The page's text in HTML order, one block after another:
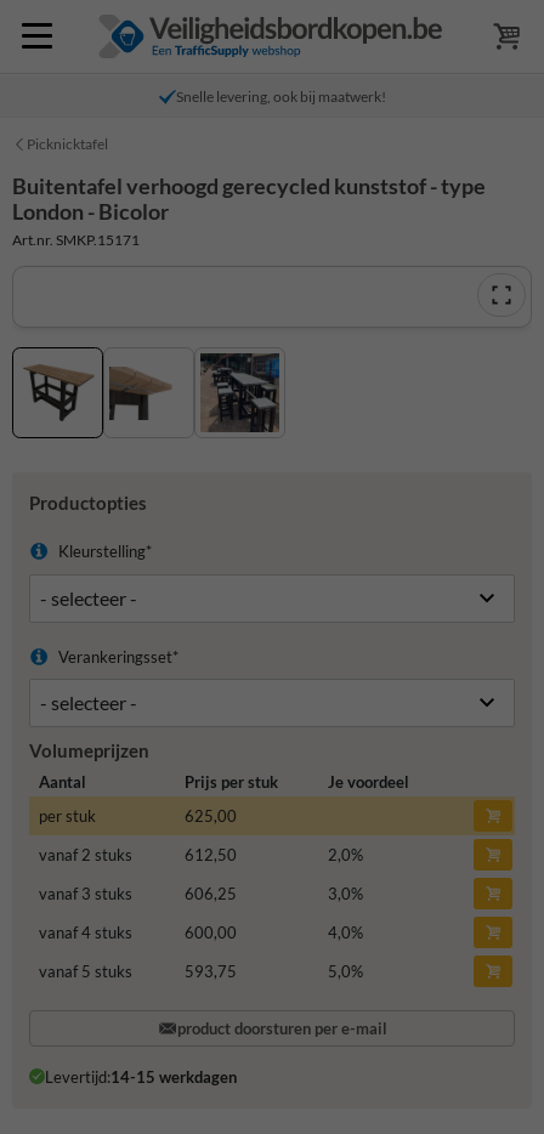
Snelle levering, ook bij maatwerk!
Picknicktafel
Buitentafel verhoogd gerecycled kunststof - type
London - Bicolor
Art.nr. SMKP.15171
Productopties
Kleurstelling*
Verankeringsset*
Volumeprijzen
Aantal Prijs per stuk
Je voordeel
per stuk
625,00
vanaf 2 stuks
612,50 2,0%
vanaf 3 stuks
606,25 3,0%
vanaf 4 stuks
600,00 4,0%
vanaf 5 stuks
593,75 5,0%
product doorsturen per e-mail
Levertijd:14-15 werkdagen